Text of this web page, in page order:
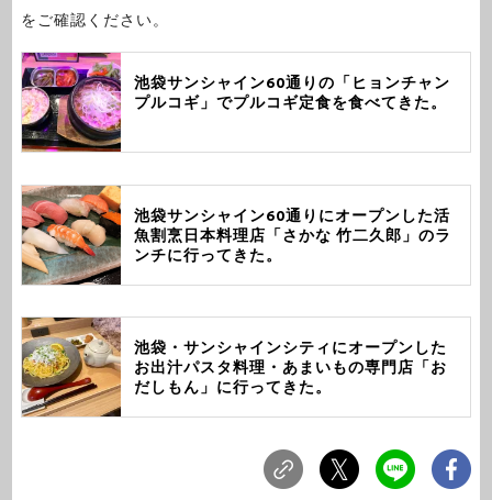
をご確認ください。
池袋サンシャイン60通りの「ヒョンチャン
プルコギ」でプルコギ定食を食べてきた。
池袋サンシャイン60通りにオープンした活
魚割烹日本料理店「さかな 竹二久郎」のラ
ンチに行ってきた。
池袋・サンシャインシティにオープンした
お出汁パスタ料理・あまいもの専門店「お
だしもん」に行ってきた。